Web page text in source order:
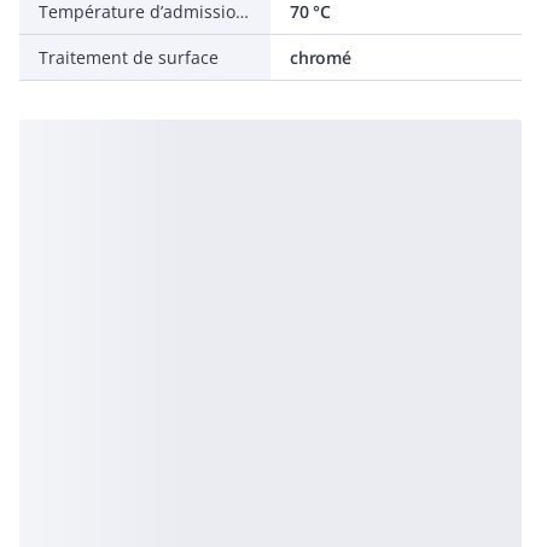
Température d’admission max.
70 °C
Traitement de surface
chromé